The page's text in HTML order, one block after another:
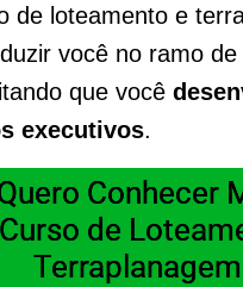
de loteamento e
você no ramo de
que você
executivos.
Conhecer
de